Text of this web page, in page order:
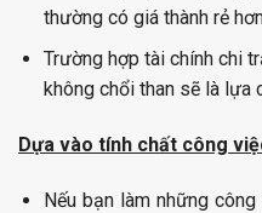
thường có giá thành rẻ
Trường hợp tài chính chi
không chổi than sẽ là lựa
Dựa vào tính chất công
Nếu bạn làm những